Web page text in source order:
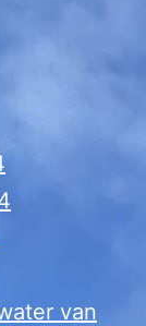
van